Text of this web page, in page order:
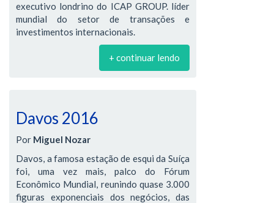
executivo londrino do ICAP GROUP. líder
mundial do setor de transações e
investimentos internacionais.
+ continuar lendo
Davos 2016
Por Miguel Nozar
Davos, a famosa estação de esqui da Suíça
foi, uma vez mais, palco do Fórum
Econômico Mundial, reunindo quase 3.000
figuras exponenciais dos negócios, das